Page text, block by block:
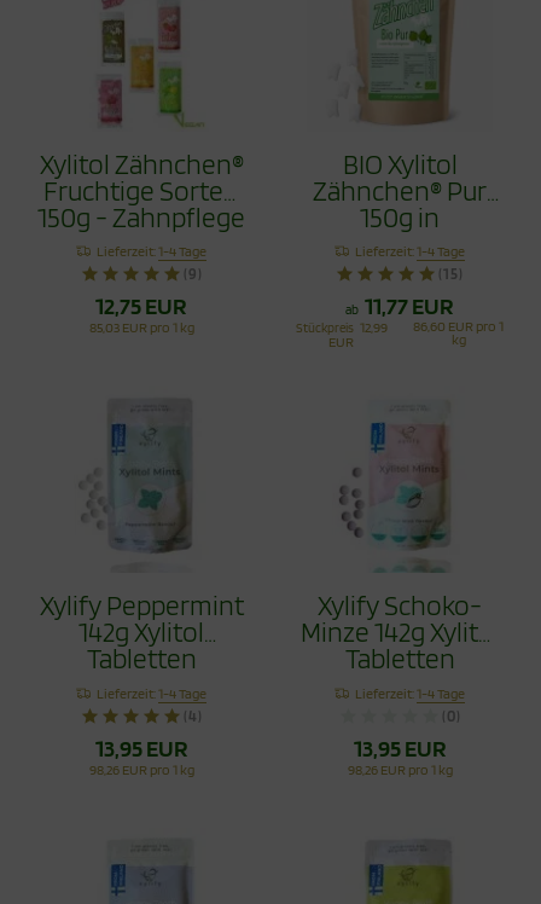
Xylitol Zähnchen®
Fruchtige Sorten
150g - Zahnpflege
Bonbons Jetzt
mit Himbeere
Lieferzeit:1-4 Tage
(9)
12,75 EUR
85,03 EUR pro 1 kg
BIO Xylitol
Zähnchen® Pur
150g in
recyclingfähiger
Tüte - Zahnpflege
Bonbons
Lieferzeit:1-4 Tage
(15)
ab 11,77 EUR
Stückpreis 12,99
EUR
86,60 EUR pro 1
kg
Xylify Peppermint
142g Xylitol
Tabletten
Lieferzeit:1-4 Tage
(4)
13,95 EUR
98,26 EUR pro 1 kg
Xylify Schoko-
Minze 142g Xylitol
Tabletten
Lieferzeit:1-4 Tage
(0)
13,95 EUR
98,26 EUR pro 1 kg